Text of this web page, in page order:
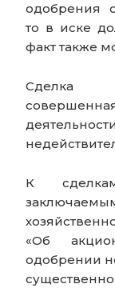
одобрения
то в иске
факт также
Сделка с
К
«Об
одобрении